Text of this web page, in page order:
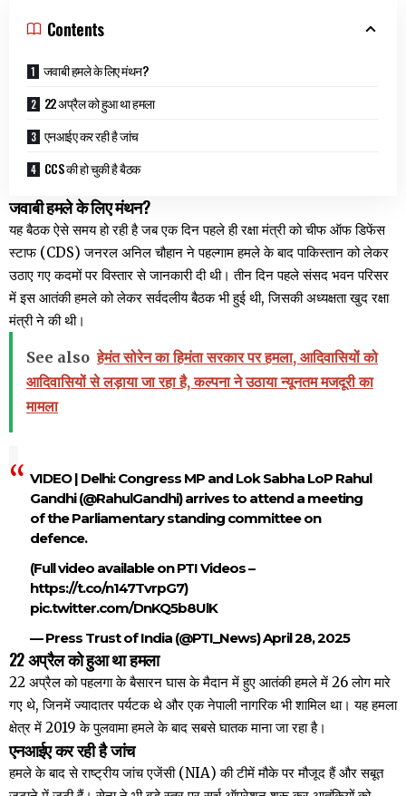
Contents
जवाबी हमले के लिए मंथन?
22 अप्रैल को हुआ था हमला
एनआईए कर रही है जांच
CCS की हो चुकी है बैठक
जवाबी हमले के लिए मंथन?
यह बैठक ऐसे समय हो रही है जब एक दिन पहले ही रक्षा मंत्री को चीफ ऑफ डिफेंस
स्टाफ (CDS) जनरल अनिल चौहान ने पहल्गाम हमले के बाद पाकिस्तान को लेकर
उठाए गए कदमों पर विस्तार से जानकारी दी थी। तीन दिन पहले संसद भवन परिसर
में इस आतंकी हमले को लेकर सर्वदलीय बैठक भी हुई थी, जिसकी अध्यक्षता खुद रक्षा
मंत्री ने की थी।
See also हेमंत सोरेन का हिमंता सरकार पर हमला, आदिवासियों को
आदिवासियों से लड़ाया जा रहा है, कल्पना ने उठाया न्यूनतम मजदूरी का
मामला
VIDEO | Delhi: Congress MP and Lok Sabha LoP Rahul
Gandhi (@RahulGandhi) arrives to attend a meeting
of the Parliamentary standing committee on
defence.
(Full video available on PTI Videos –
https://t.co/n147TvrpG7)
pic.twitter.com/DnKQ5b8UlK
— Press Trust of India (@PTI_News)April 28, 2025
22 अप्रैल को हुआ था हमला
22 अप्रैल को पहलगा के बैसारन घास के मैदान में हुए आतंकी हमले में 26 लोग मारे
गए थे, जिनमें ज्यादातर पर्यटक थे और एक नेपाली नागरिक भी शामिल था। यह हमला
क्षेत्र में 2019 के पुलवामा हमले के बाद सबसे घातक माना जा रहा है।
एनआईए कर रही है जांच
हमले के बाद से राष्ट्रीय जांच एजेंसी (NIA) की टीमें मौके पर मौजूद हैं और सबूत